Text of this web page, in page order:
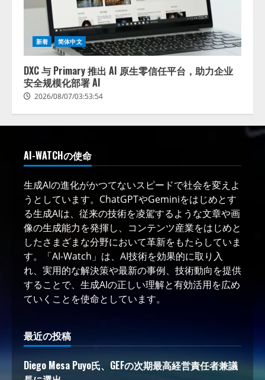
新着 简体中文
DXC 与 Primary 推出 AI 原生零信任平台，助力企业
安全规模化部署 AI
2026/08/07/03:53:54
AI-WATCHの使命
生成AIの進化がかつてないスピードで社会を変えよ
うとしています。ChatGPTやGeminiをはじめとす
る生成AIは、従来の技術を凌駕するような文章や画
像の生成能力を発揮し、コンテンツ産業をはじめと
したさまざまな分野において革新をもたらしていま
す。「AI-Watch」は、AI技術を効果的に取り入
れ、実用的な解決策や最新の事例、技術動向を提供
することで、生成AIの正しい理解と有効活用を広め
ていくことを使命としています。
最近の投稿
Diego Mesa Puyo氏、GEFの次期最高経営責任者兼議